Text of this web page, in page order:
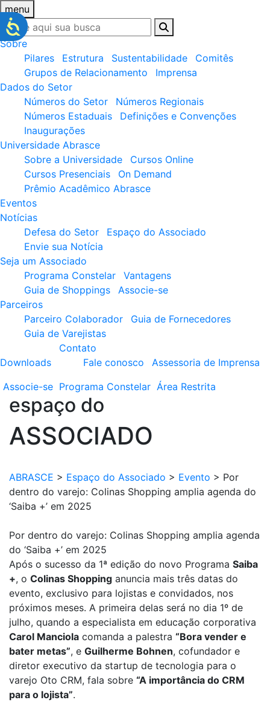
menu
Sobre
Pilares
Estrutura Sustentabilidade
Comitês
Grupos de Relacionamento
Imprensa
Dados do Setor
Números do Setor
Números Regionais
Números Estaduais
Definições e Convenções
Inaugurações
Universidade Abrasce
Sobre a Universidade
Cursos Online
Cursos Presenciais
On Demand
Prêmio Acadêmico Abrasce
Eventos
Notícias
Defesa do Setor
Espaço do Associado
Envie sua Notícia
Seja um Associado
Programa Constelar
Vantagens
Guia de Shoppings
Associe-se
Parceiros
Parceiro Colaborador
Guia de Fornecedores
Guia de Varejistas
Downloads
Contato
Fale conosco
Assessoria de Imprensa
Associe-se Programa Constelar Área Restrita
espaço do
ASSOCIADO
ABRASCE > Espaço do Associado > Evento > Por
dentro do varejo: Colinas Shopping amplia agenda do
‘Saiba +’ em 2025
Por dentro do varejo: Colinas Shopping amplia agenda
do ‘Saiba +’ em 2025
Após o sucesso da 1ª edição do novo Programa Saiba
+, o Colinas Shopping anuncia mais três datas do
evento, exclusivo para lojistas e convidados, nos
próximos meses. A primeira delas será no dia 1º de
julho, quando a especialista em educação corporativa
Carol Manciola comanda a palestra “Bora vender e
bater metas”, e Guilherme Bohnen, cofundador e
diretor executivo da startup de tecnologia para o
varejo Oto CRM, fala sobre “A importância do CRM
para o lojista”.